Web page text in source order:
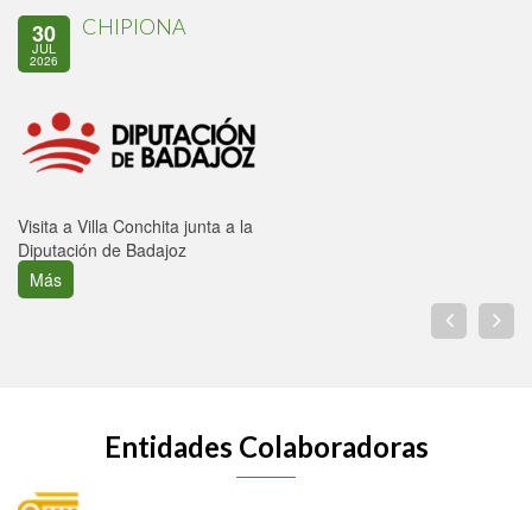
30
JUL
2026
CHIPIONA
Visita a Villa Conchita junta a la
Diputación de Badajoz
Más
Entidades Colaboradoras